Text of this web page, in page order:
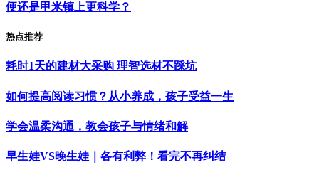
便还是甲米镇上更科学？
热点推荐
耗时1天的建材大采购 理智选材不踩坑
如何提高阅读习惯？从小养成，孩子受益一生
学会温柔沟通，教会孩子与情绪和解
早生娃VS晚生娃｜各有利弊！看完不再纠结